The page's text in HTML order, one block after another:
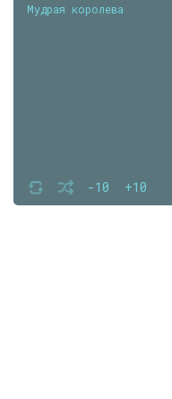
-10 +10
Мудрая королева